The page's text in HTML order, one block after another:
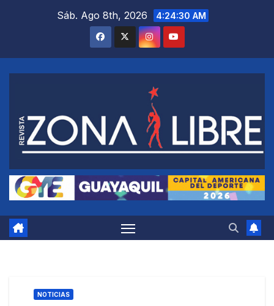
Sáb. Ago 8th, 2026 4:24:31 AM
NOTICIAS